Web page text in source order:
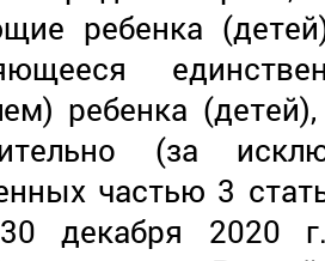
ребенка
ребенка
(за
частью 3
30 декабря